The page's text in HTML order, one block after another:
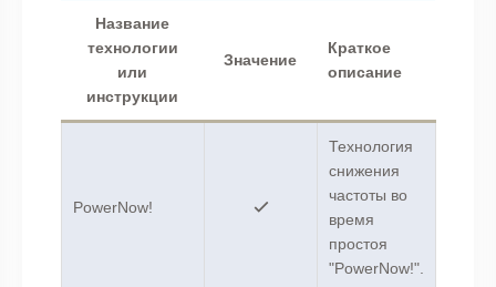
Название
технологии
или
инструкции
Значение
Краткое
описание
PowerNow!
Технология
снижения
частоты во
время
простоя
"PowerNow!".